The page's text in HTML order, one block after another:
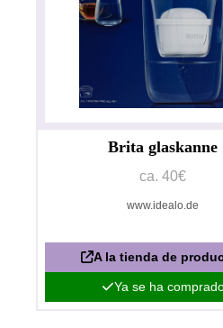
Brita glaskanne
ca. 40€
www.idealo.de
A la tienda de
Ya se ha